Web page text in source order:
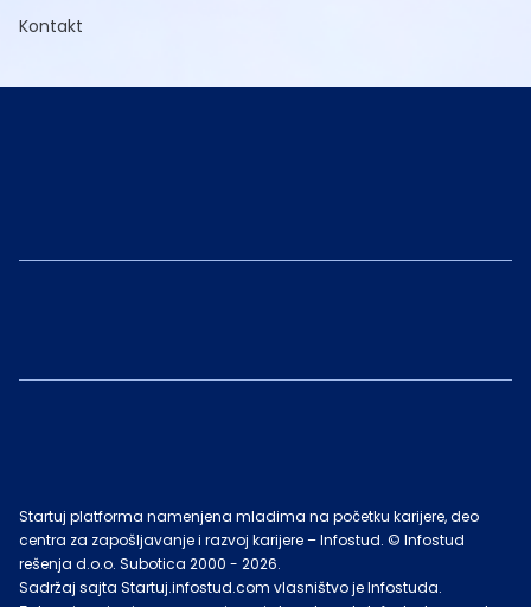
Kontakt
Startuj platforma namenjena mladima na početku karijere, deo
centra za zapošljavanje i razvoj karijere – Infostud. © Infostud
rešenja d.o.o. Subotica 2000 - 2026.
Sadržaj sajta Startuj.infostud.com vlasništvo je Infostuda.